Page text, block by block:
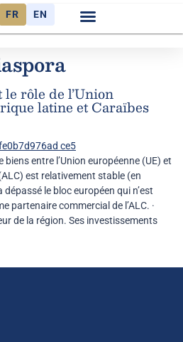
FR EN
rôle de l’Union
latine et Caraïbes
entre l’Union européenne (UE) et
est relativement stable (en
le bloc européen qui n’est
partenaire commercial de l’ALC. ·
de la région. Ses investissements